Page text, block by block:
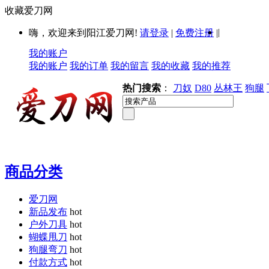
收藏爱刀网
嗨，欢迎来到阳江爱刀网! 请登录 | 免费注册 ||
我的账户
我的账户 我的订单 我的留言 我的收藏 我的推荐
热门搜索 ： 刀奴 D80 丛林王 狗腿
商品分类
爱刀网
新品发布 hot
户外刀具 hot
蝴蝶甩刀 hot
狗腿弯刀 hot
付款方式 hot